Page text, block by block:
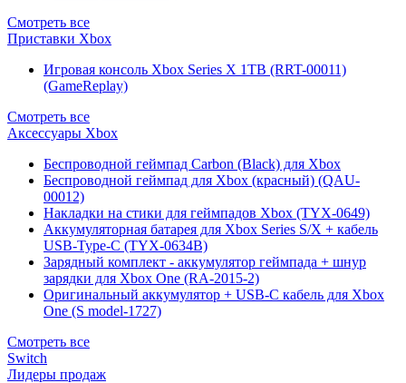
Смотреть все
Приставки Xbox
Игровая консоль Xbox Series X 1TB (RRT-00011)
(GameReplay)
Смотреть все
Аксессуары Xbox
Беспроводной геймпад Carbon (Black) для Xbox
Беспроводной геймпад для Xbox (красный) (QAU-
00012)
Накладки на стики для геймпадов Xbox (TYX-0649)
Аккумуляторная батарея для Xbox Series S/X + кабель
USB-Type-C (TYX-0634B)
Зарядный комплект - аккумулятор геймпада + шнур
зарядки для Xbox One (RA-2015-2)
Оригинальный аккумулятор + USB-C кабель для Xbox
One (S model-1727)
Смотреть все
Switch
Лидеры продаж